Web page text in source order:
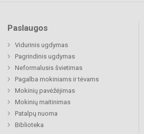
Paslaugos
Vidurinis ugdymas
Pagrindinis ugdymas
Neformalusis švietimas
Pagalba mokiniams ir tėvams
Mokinių pavėžėjimas
Mokinių maitinimas
Patalpų nuoma
Biblioteka